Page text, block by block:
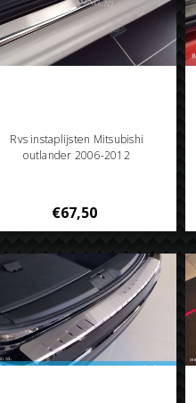
Rvs instaplijsten Mitsubishi
outlander 2006-2012
€67,50